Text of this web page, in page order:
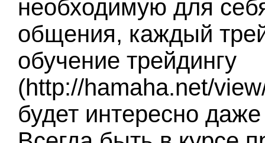
необходимую для
общения, каждый
обучение трейдингу
(http://hamaha.net/
будет интересно